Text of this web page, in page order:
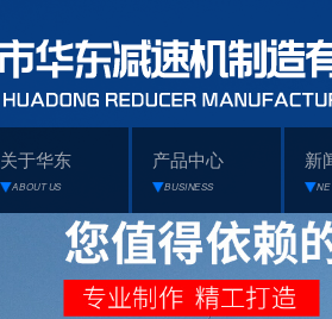
关于华东
ABOUT US
产品中心
BUSINESS
新